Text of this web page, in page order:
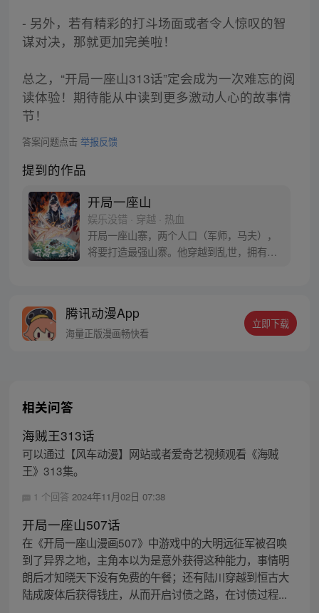
- 另外，若有精彩的打斗场面或者令人惊叹的智
谋对决，那就更加完美啦！
总之，“开局一座山313话”定会成为一次难忘的阅
读体验！期待能从中读到更多激动人心的故事情
节！
答案问题点击 举报反馈
提到的作品
开局一座山
娱乐没错 · 穿越 · 热血
开局一座山寨，两个人口（军师，马夫），
将要打造最强山寨。他穿越到乱世，拥有一
名震古今，问一声：王侯将相，宁有种乎！
腾讯动漫App
海量正版漫画畅快看
立即下载
相关问答
海贼王313话
可以通过【风车动漫】网站或者爱奇艺视频观看《海贼
王》313集。
1 个回答 2024年11月02日 07:38
开局一座山507话
在《开局一座山漫画507》中游戏中的大明远征军被召唤
到了异界之地，主角本以为是意外获得这种能力，事情明
朗后才知晓天下没有免费的午餐；还有陆川穿越到恒古大
陆成废体后获得钱庄，从而开启讨债之路，在讨债过程...